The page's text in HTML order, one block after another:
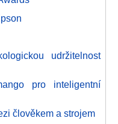
udržitelnost
pro inteligentní
člověkem a strojem